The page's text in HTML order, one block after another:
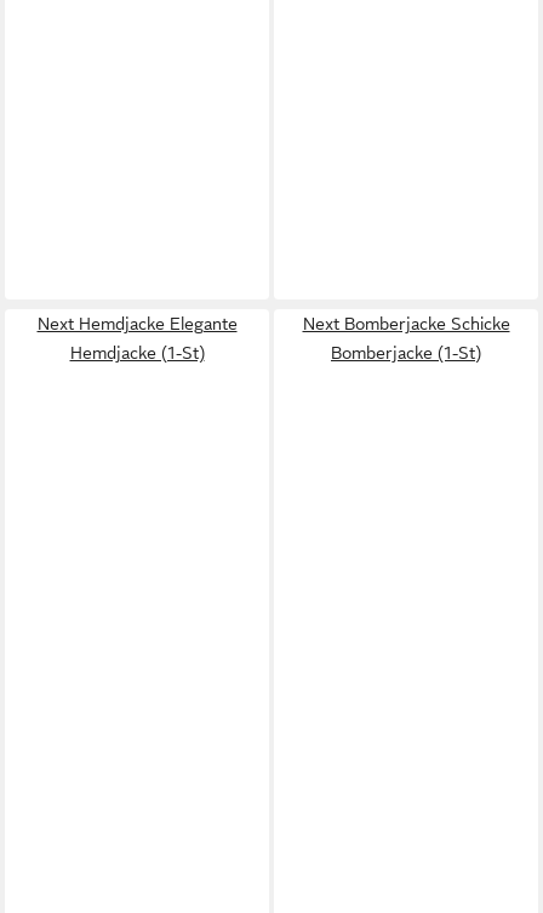
Next Hemdjacke Elegante
Hemdjacke (1-St)
Next Bomberjacke Schicke
Bomberjacke (1-St)